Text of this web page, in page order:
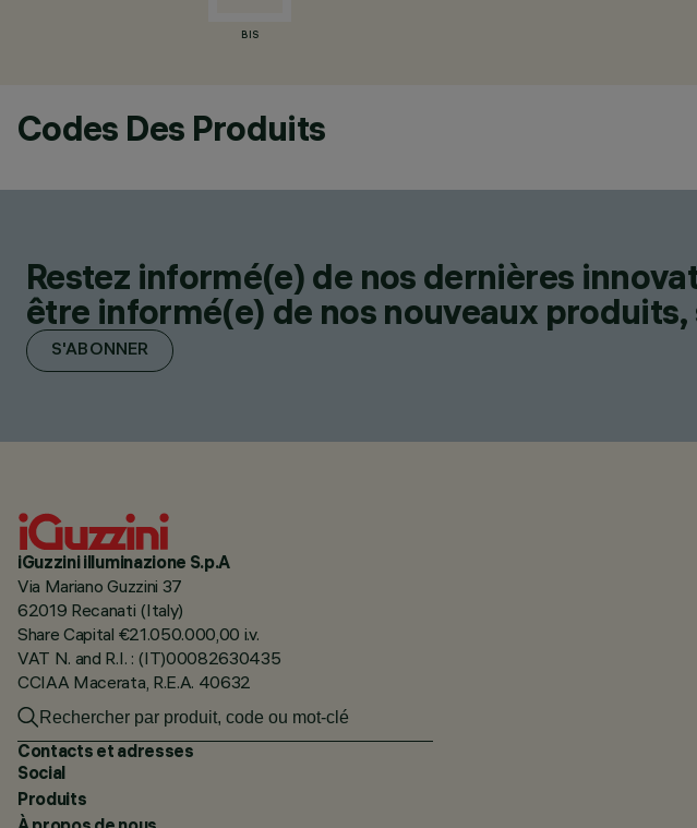
BIS
Codes Des Produits
Restez informé(e) de nos dernières
être informé(e) de nos nouveaux
S'ABONNER
iGuzzini illuminazione S.p.A
Via Mariano Guzzini 37
62019 Recanati (Italy)
Share Capital €21.050.000,00 i.v.
VAT N. and R.I. : (IT)00082630435
CCIAA Macerata, R.E.A. 40632
Contacts et adresses
Social
Produits